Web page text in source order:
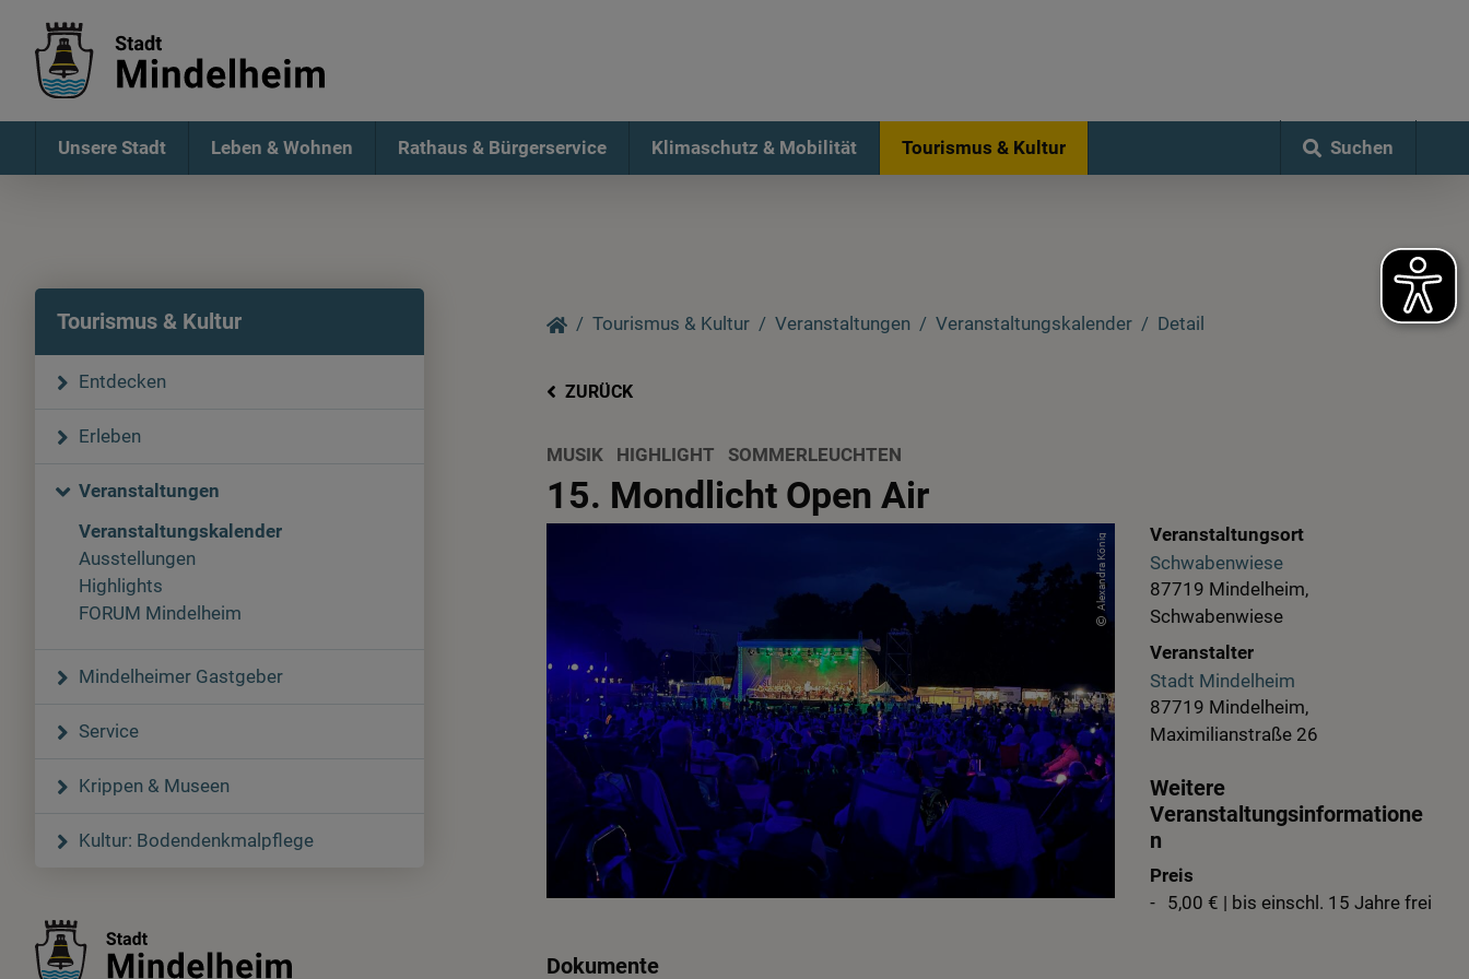
Suchen
Unsere Stadt Leben & Wohnen Rathaus & Bürgerservice Klimaschutz & Mobilität Tourismus & Kultur
Tourismus & Kultur
Entdecken
Erleben
Veranstaltungen
Veranstaltungskalender
Ausstellungen
Highlights
FORUM Mindelheim
Mindelheimer Gastgeber
Service
Krippen & Museen
Kultur: Bodendenkmalpflege
Tourismus & Kultur Veranstaltungen Veranstaltungskalender Detail
ZURÜCK
MUSIK HIGHLIGHT SOMMERLEUCHTEN
15. Mondlicht Open Air
Alexandra König
Dokumente
Veranstaltungsort
Schwabenwiese
87719 Mindelheim,
Schwabenwiese
Veranstalter
Stadt Mindelheim
87719 Mindelheim,
Maximilianstraße 26
Weitere
Veranstaltungsinformatione
n
Preis
5,00 € | bis einschl. 15 Jahre frei